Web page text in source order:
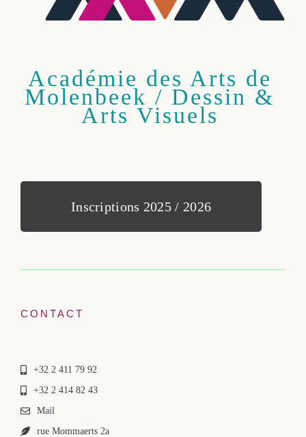
Académie des Arts de
Molenbeek / Dessin &
Arts Visuels
Inscriptions 2025 / 2026
CONTACT
+32 2 411 79 92
+32 2 414 82 43
Mail
rue Mommaerts 2a